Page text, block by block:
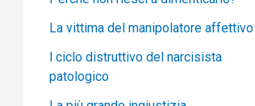
La vittima del manipolatore affettivo
l ciclo distruttivo del narcisista
patologico